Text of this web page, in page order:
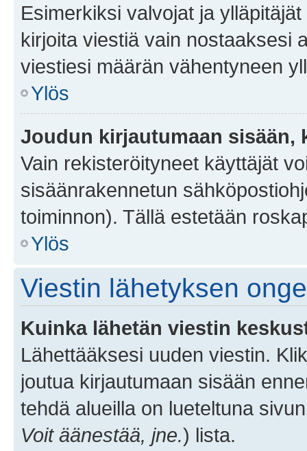
Esimerkiksi valvojat ja
kirjoita viestiä vain nostaaksesi
viestiesi määrän vähentyneen
Ylös
Joudun kirjautumaan sisään,
Vain rekisteröityneet käyttäjät
sisäänrakennetun
toiminnon). Tällä estetään
Ylös
Viestin lähetyksen
Kuinka lähetän viestin
Lähettääksesi uuden viestin.
joutua kirjautumaan sisään
tehdä alueilla on lueteltuna
Voit äänestää, jne.) lista.